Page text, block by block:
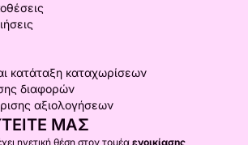
κατάταξη καταχωρίσεων
διαφορών
αξιολογήσεων
ΜΑΣ
ηγετική θέση στον τομέα ενοικίασης